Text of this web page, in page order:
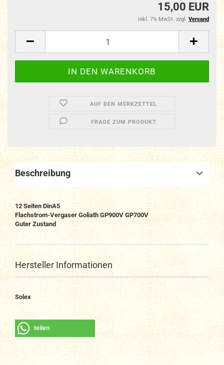
15,00 EUR
inkl. 7% MwSt. zzgl. Versand
AUF DEN MERKZETTEL
FRAGE ZUM PRODUKT
Beschreibung
12 Seiten DinA5
Flachstrom-Vergaser Goliath GP900V GP700V
Guter Zustand
Hersteller Informationen
Solex
teilen